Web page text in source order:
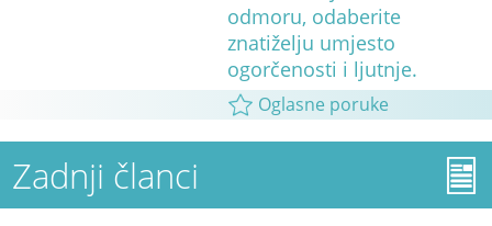
odmoru, odaberite
znatiželju umjesto
ogorčenosti i ljutnje.
Oglasne poruke
Zadnji članci